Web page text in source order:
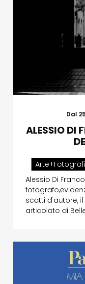
Dal
ALESSIO DI
Alessio Di
scatti d'autore,
articolato di